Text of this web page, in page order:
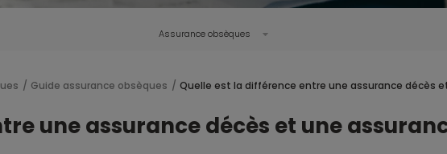
Assurance obsèques
Guide assurance obsèques Quelle est la différence entre une assurance décès
une assurance décès et une